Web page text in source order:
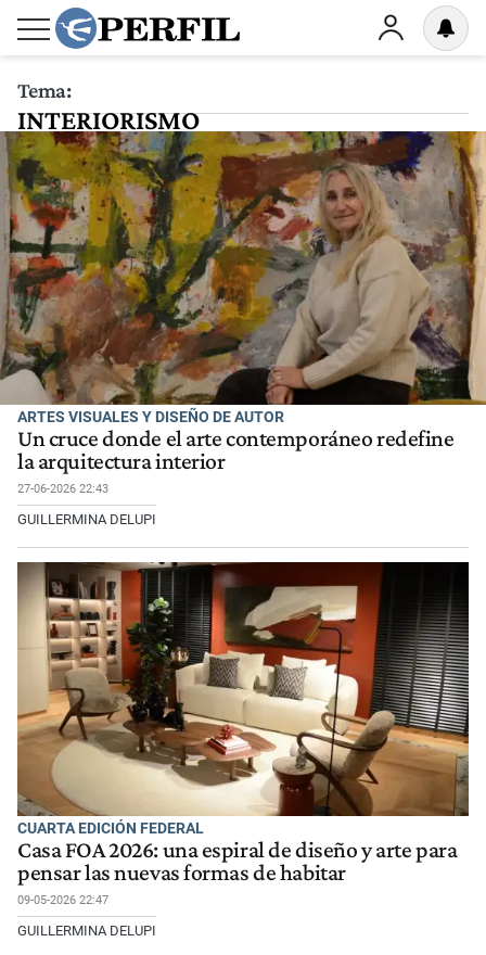
Tema:
INTERIORISMO
ARTES VISUALES Y DISEÑO DE AUTOR
Un cruce donde el arte contemporáneo redefine
la arquitectura interior
27-06-2026 22:43
GUILLERMINA DELUPI
CUARTA EDICIÓN FEDERAL
Casa FOA 2026: una espiral de diseño y arte para
pensar las nuevas formas de habitar
09-05-2026 22:47
GUILLERMINA DELUPI